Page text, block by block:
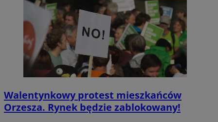
Walentynkowy protest mieszkańców
Orzesza. Rynek będzie zablokowany!